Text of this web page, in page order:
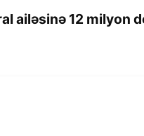
ailəsinə 12 milyon